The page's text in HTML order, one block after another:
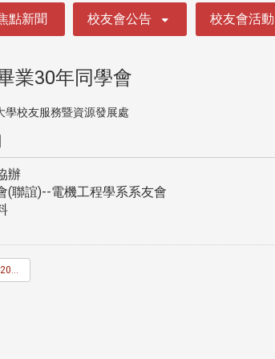
點新聞 校友會公告 校友會活動
業30年同學會
學校友服務暨資源發展處
辦
(聯誼)--電機工程學系系友會